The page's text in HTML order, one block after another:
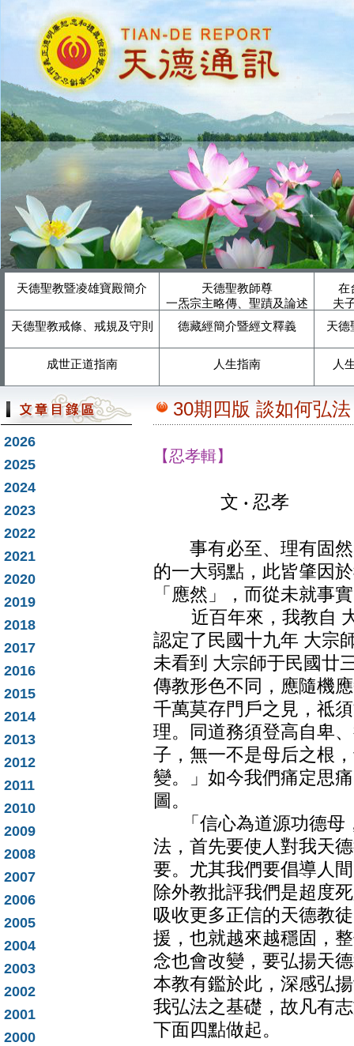
天德聖教暨凌雄寶殿簡介
天德聖教師尊
一炁宗主略傳、聖蹟及論述
在
夫
天德聖教戒條、戒規及守則
德藏經簡介暨經文釋義 天德
成世正道指南 人生指南 人
2026
2025
2024
2023
2022
2021
2020
2019
2018
2017
2016
2015
2014
2013
2012
2011
2010
2009
2008
2007
2006
2005
2004
2003
2002
2001
2000
30期四版 談如何弘法
【忍孝輯】
文 ‧ 忍孝
事有必至、理有固然
的一大弱點，此皆肇因
「應然」，而從未就事
近百年來，我教自 大
認定了民國十九年 大宗
未看到 大宗師于民國廿
傳教形色不同，應隨機
千萬莫存門戶之見，祗
理。同道務須登高自卑
子，無一不是母后之根
變。」如今我們痛定思
圖。
「信心為道源功德母
法，首先要使人對我天
要。尤其我們要倡導人
除外教批評我們是超度
吸收更多正信的天德教
援，也就越來越穩固，
念也會改變，要弘揚天
本教有鑑於此，深感弘
我弘法之基礎，故凡有
下面四點做起。